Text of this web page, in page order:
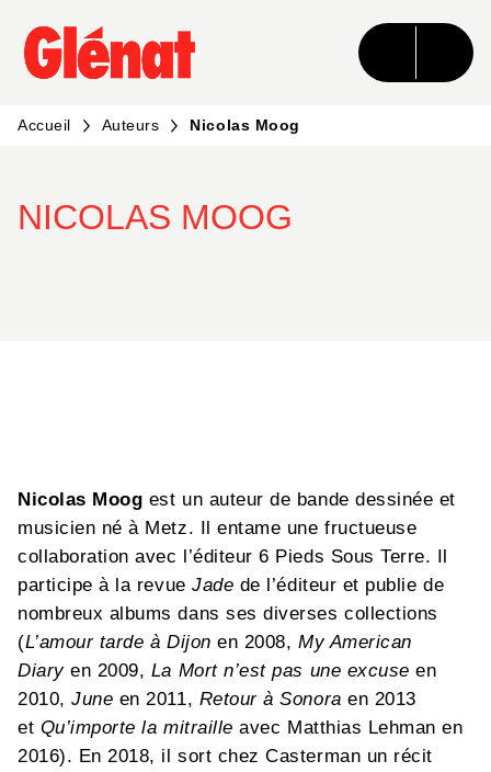
MENU RECHERCHE CONTENU
PIED DE PAGE
Accueil Auteurs Nicolas Moog
NICOLAS MOOG
Nicolas Moog est un auteur de bande dessinée et
musicien né à Metz. Il entame une fructueuse
collaboration avec l’éditeur 6 Pieds Sous Terre. Il
participe à la revueJade de l’éditeur et publie de
nombreux albums dans ses diverses collections
(L’amour tarde à Dijon en 2008, My American
Diaryen 2009, La Mort n’est pas une excuseen
2010,June en 2011, Retour à Sonoraen 2013
et Qu’importe la mitrailleavec Matthias Lehman en
2016). En 2018, il sort chez Casterman un récit